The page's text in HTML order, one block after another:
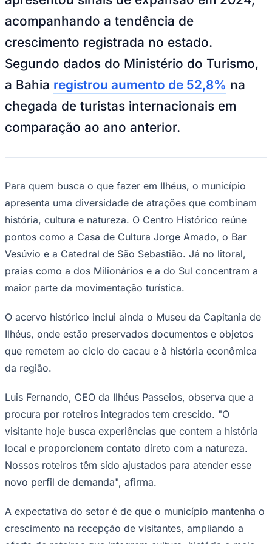
NBA
Fórmula 1
UFC
Tênis (ATP)
MLB
NHL
Atletismo
Vôlei
NBB
Competições de Futebol
Brasileirão Série B
Libertadores
Sul-Americana
Copa América
Champions League
Premier League
La Liga
Bundesliga
Times - Ir direto
acompanhando a tendência de
crescimento registrada no estado.
Segundo dados do Ministério do Turismo,
a Bahia registrou aumento de 52,8% na
chegada de turistas internacionais em
comparação ao ano anterior.
Para quem busca o que fazer em Ilhéus, o município
apresenta uma diversidade de atrações que combinam
história, cultura e natureza. O Centro Histórico reúne
pontos como a Casa de Cultura Jorge Amado, o Bar
Vesúvio e a Catedral de São Sebastião. Já no litoral,
praias como a dos Milionários e a do Sul concentram a
maior parte da movimentação turística.
O acervo histórico inclui ainda o Museu da Capitania de
Ilhéus, onde estão preservados documentos e objetos
que remetem ao ciclo do cacau e à história econômica
da região.
Luis Fernando, CEO da Ilhéus Passeios, observa que a
procura por roteiros integrados tem crescido. "O
visitante hoje busca experiências que contem a história
local e proporcionem contato direto com a natureza.
Nossos roteiros têm sido ajustados para atender esse
novo perfil de demanda", afirma.
A expectativa do setor é de que o município mantenha o
crescimento na recepção de visitantes, ampliando a